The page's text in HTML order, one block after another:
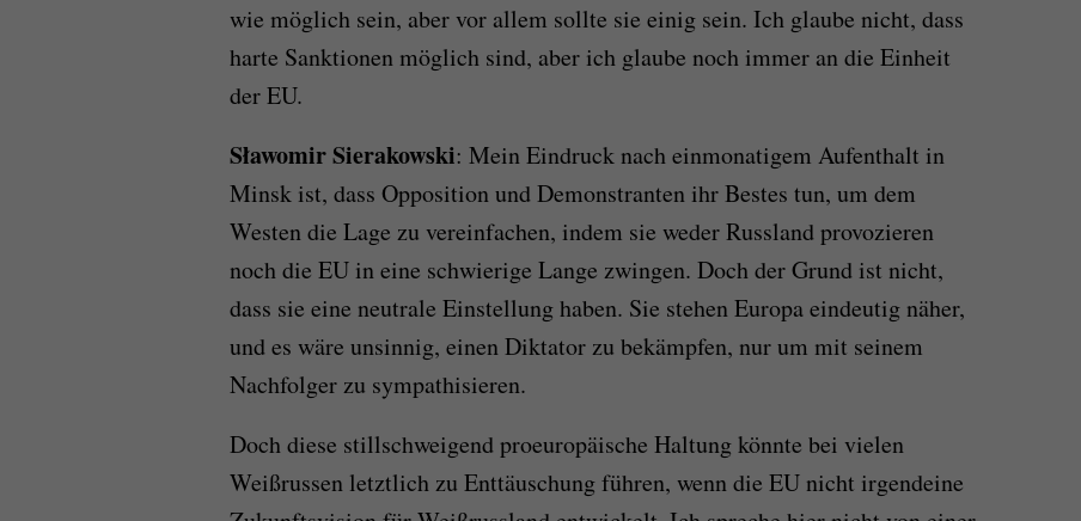
wie möglich sein, aber vor allem sollte sie einig sein. Ich glaube nicht, dass
harte Sanktionen möglich sind, aber ich glaube noch immer an die Einheit
der EU.
SławomirSierakowski: Mein Eindruck nach einmonatigem Aufenthalt in
Minsk ist, dass Opposition und Demonstranten ihr Bestes tun, um dem
Westen die Lage zu vereinfachen, indem sie weder Russland provozieren
noch die EU in eine schwierige Lange zwingen. Doch der Grund ist nicht,
dass sie eine neutrale Einstellung haben. Sie stehen Europa eindeutig näher,
und es wäre unsinnig, einen Diktator zu bekämpfen, nur um mit seinem
Nachfolger zu sympathisieren.
Doch diese stillschweigend proeuropäische Haltung könnte bei vielen
Weißrussen letztlich zu Enttäuschung führen, wenn die EU nicht irgendeine